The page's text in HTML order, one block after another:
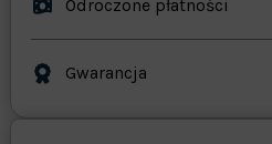
Odroczone płatności
Gwarancja